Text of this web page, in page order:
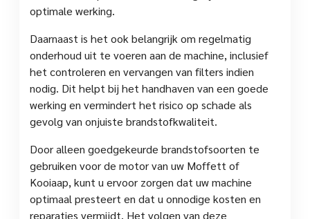
optimale werking.
Daarnaast is het ook belangrijk om regelmatig
onderhoud uit te voeren aan de machine, inclusief
het controleren en vervangen van filters indien
nodig. Dit helpt bij het handhaven van een goede
werking en vermindert het risico op schade als
gevolg van onjuiste brandstofkwaliteit.
Door alleen goedgekeurde brandstofsoorten te
gebruiken voor de motor van uw Moffett of
Kooiaap, kunt u ervoor zorgen dat uw machine
optimaal presteert en dat u onnodige kosten en
reparaties vermijdt. Het volgen van deze